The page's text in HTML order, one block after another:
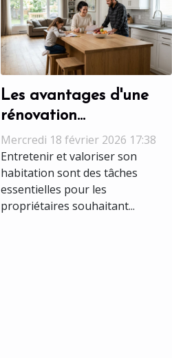
Les avantages d'une
rénovation
multiservices pour
maintenir la valeur de
votre maison
Mercredi 18 février 2026 17:38
Entretenir et valoriser son
habitation sont des tâches
essentielles pour les
propriétaires souhaitant...